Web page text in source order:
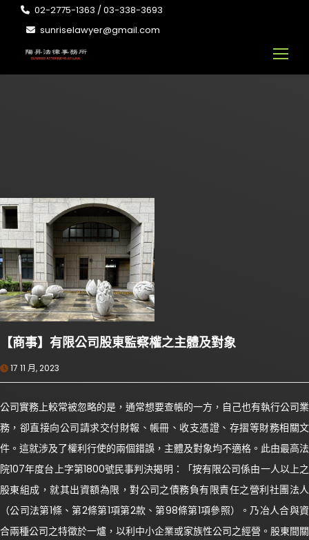
02-2775-1363 / 03-338-3693
sunriselawyer@gmail.com
【商事】有限公司股東監察權之主體及對象
17 11 月, 2023
公司實務上較常被忽略的是，通常想要查帳的一方，自己也有執行公司業
務，卻直接向公司請求交付財報、帳冊、收支憑證、存摺等財務相關文
件。這就涉及了權利行使的兩個錯誤，主體及對象均不適格。此由最高法
院107年度台上字第1800號民事判決揭明：「按有限公司係由一人以上之
股東組成，就其出資額為限，對公司之債務負有限責任之營利社團法人
（公司法第1條、第2條第1項第2款、第98條第1項參照）。乃冶人合與資
合兩種公司之特徵於一爐，以利中小企業或家族性公司之經營。股東間關